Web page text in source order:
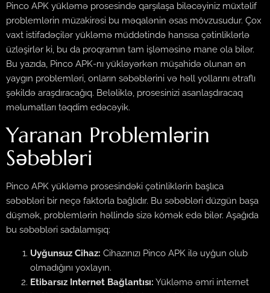
Pinco APK yükləmə prosesində qarşılaşa biləcəyiniz müxtəlif
problemlərin müzakirəsi bu məqalənin əsas mövzusudur. Çox
vaxt istifadəçilər yükləmə müddətində hansısa çətinliklərlə
üzləşirlər ki, bu da proqramın tam işləməsinə mane ola bilər.
Bu yazıda, Pinco APK-nı yükləyərkən müşahidə olunan ən
yaygın problemləri, onların səbəblərini və həll yollarını ətraflı
şəkildə araşdıracağıq. Beləliklə, prosesinizi asanlaşdıracaq
məlumatları təqdim edəcəyik.
Yaranan Problemlərin
Səbəbləri
Pinco APK yükləmə prosesindəki çətinliklərin başlıca
səbəbləri bir neçə faktorla bağlıdır. Bu səbəbləri düzgün başa
düşmək, problemlərin həllində sizə kömək edə bilər. Aşağıda
bu səbəbləri sadalamışıq:
Uyğunsuz Cihaz: Cihazınızı Pinco APK ilə uyğun olub
olmadığını yoxlayın.
Etibarsız Internet Bağlantısı: Yükləmə əmri internet